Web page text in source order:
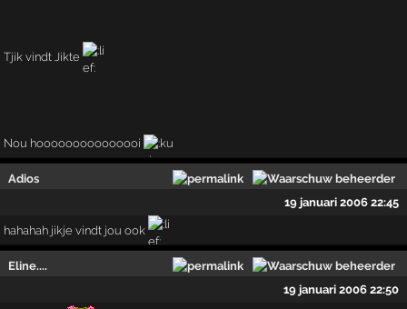
Tjik vindt Jikte
Nou hooooooooooooooi
Adios
19 januari 2006 22:45
hahahah jikje vindt jou ook
Eline....
19 januari 2006 22:50